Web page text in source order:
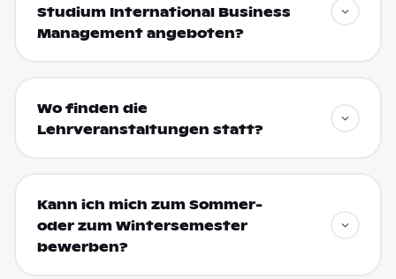
Studium International Business
Management angeboten?
Wo finden die
Lehrveranstaltungen statt?
Kann ich mich zum Sommer-
oder zum Wintersemester
bewerben?